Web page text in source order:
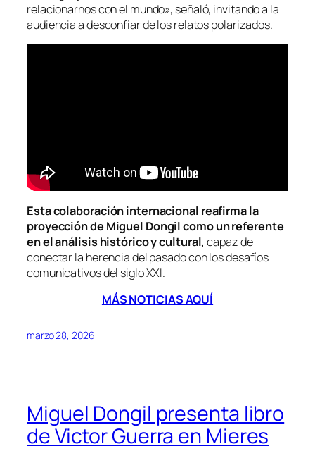
relacionarnos con el mundo», señaló, invitando a la
audiencia a desconfiar de los relatos polarizados.
Esta colaboración internacional reafirma la
proyección de Miguel Dongil como un referente
en el análisis histórico y cultural,capaz de
conectar la herencia del pasado con los desafíos
comunicativos del siglo XXI.
MÁS NOTICIAS AQUÍ
marzo 28, 2026
Miguel Dongil presenta libro
de Victor Guerra en Mieres